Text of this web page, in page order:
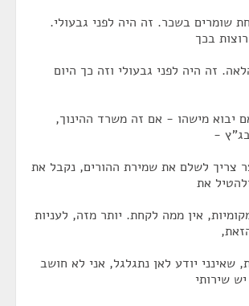
שומרים בשכר. זה היה לפני גבעולי.
בכך
זה היה לפני גבעולי וזה כך היום
יבוא מישהו - אם זה משרד ההינוך,
-
צריך לשלם את שמירת ההורים, נקבל את
את
אין ממה לקחת. יותר מזה, לעניות
שאינני יודע לאן נתגלגל, אני לא חושב
שירותי